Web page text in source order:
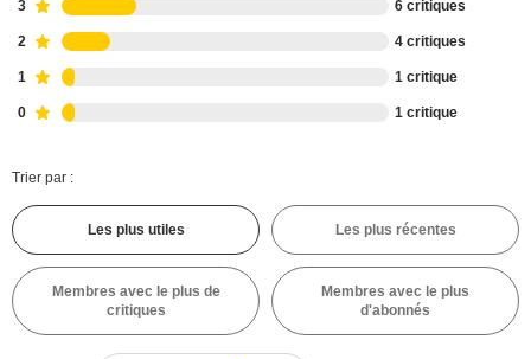
3 6 critiques
2 4 critiques
1 1 critique
0 1 critique
Trier par :
Les plus utiles Les plus récentes
Membres avec le plus de
critiques
Membres avec le plus
d'abonnés